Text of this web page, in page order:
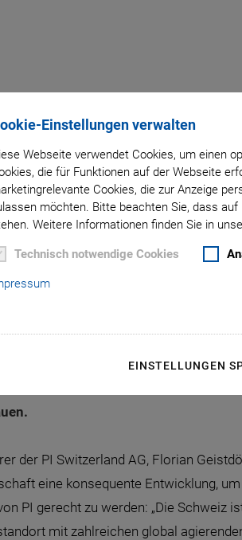
Einstellungen verwalten
Webseite verwendet Cookies, um einen
die für Funktionen auf der Webseite
Cookies, die zur Anzeige
möchten. Bitte beachten Sie, dass
Weitere Informationen finden Sie in
Technisch notwendige Cookies
EINSTELLUNGEN
30.
Ein halbes
Physik Instrumente (PI) über die
bisherigen Distributor wurde von
kann der Markt- und
der PI Switzerland AG, Florian
eine konsequente Entwicklung,
PI gerecht zu werden: „Die Schweiz
mit zahlreichen global